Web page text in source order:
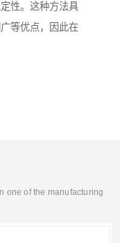
性。这种方法具
等优点，因此在
one of the manufacturing